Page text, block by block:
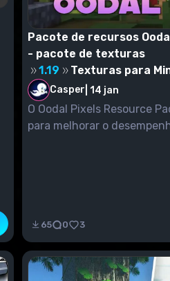
Pacote de recursos
- pacote de texturas
1.19
Texturas para
Casper 14 jan
O Oodal Pixels Resource
para melhorar o
65 0 3